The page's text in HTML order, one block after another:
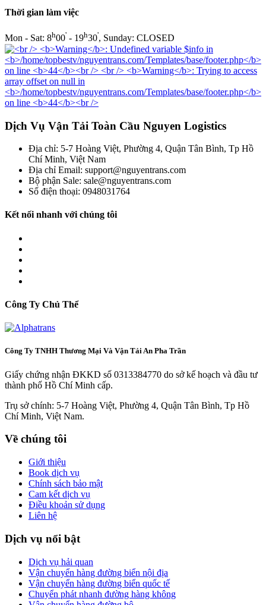
Thời gian làm việc
Mon - Sat: 8h00' - 19h30', Sunday: CLOSED
Dịch Vụ Vận Tải Toàn Cầu Nguyen Logistics
Địa chỉ: 5-7 Hoàng Việt, Phường 4, Quận Tân Bình, Tp Hồ
Chí Minh, Việt Nam
Địa chỉ Email: support@nguyentrans.com
Bộ phận Sale: sale@nguyentrans.com
Số điện thoại: 0948031764
Kết nối nhanh với chúng tôi
Công Ty Chủ Thể
Công Ty TNHH Thương Mại Và Vận Tải An Pha Trần
Giấy chứng nhận ĐKKD số 0313384770 do sở kế hoạch và đầu tư
thành phố Hồ Chí Minh cấp.
Trụ sở chính: 5-7 Hoàng Việt, Phường 4, Quận Tân Bình, Tp Hồ
Chí Minh, Việt Nam.
Về chúng tôi
Giới thiệu
Book dịch vụ
Chính sách bảo mật
Cam kết dịch vụ
Điều khoản sử dụng
Liên hệ
Dịch vụ nổi bật
Dịch vụ hải quan
Vận chuyển hàng đường biển nội địa
Vận chuyển hàng đường biển quốc tế
Chuyển phát nhanh đường hàng không